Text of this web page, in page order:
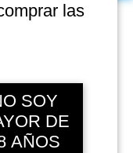
las
SOY
DE
AÑOS